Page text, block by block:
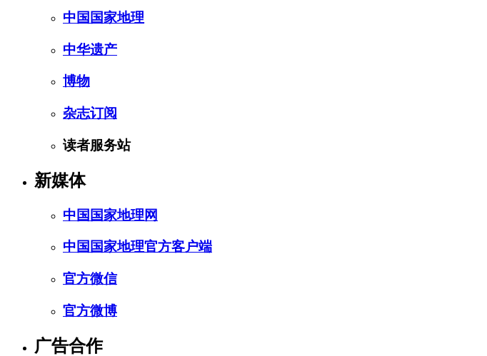
中国国家地理
中华遗产
博物
杂志订阅
读者服务站
新媒体
中国国家地理网
中国国家地理官方客户端
官方微信
官方微博
广告合作